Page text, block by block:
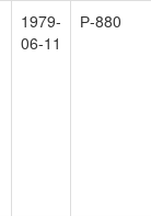
1979-
06-11
Р-880